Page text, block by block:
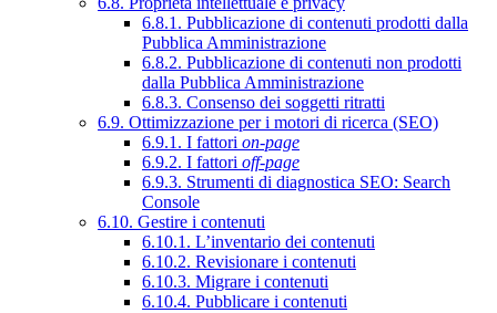
6.8.1. Pubblicazione di contenuti prodotti dalla
Pubblica Amministrazione
6.8.2. Pubblicazione di contenuti non prodotti
dalla Pubblica Amministrazione
6.8.3. Consenso dei soggetti ritratti
6.9. Ottimizzazione per i motori di ricerca (SEO)
6.9.1. I fattori on-page
6.9.2. I fattori off-page
6.9.3. Strumenti di diagnostica SEO: Search
Console
6.10. Gestire i contenuti
6.10.1. L’inventario dei contenuti
6.10.2. Revisionare i contenuti
6.10.3. Migrare i contenuti
6.10.4. Pubblicare i contenuti